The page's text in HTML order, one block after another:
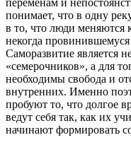
переменам и
понимает, что в одну
в то, что люди меняются
некогда
Саморазвитие является
«семерочников», а для
необходимы свобода и
внутренних. Именно
пробуют то, что долгое
ведут себя так, как их
начинают формировать